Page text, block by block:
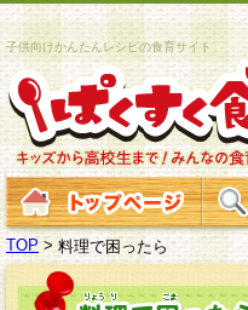
子供向けかんたんレシピの食育サイト
TOP >料理で困ったら